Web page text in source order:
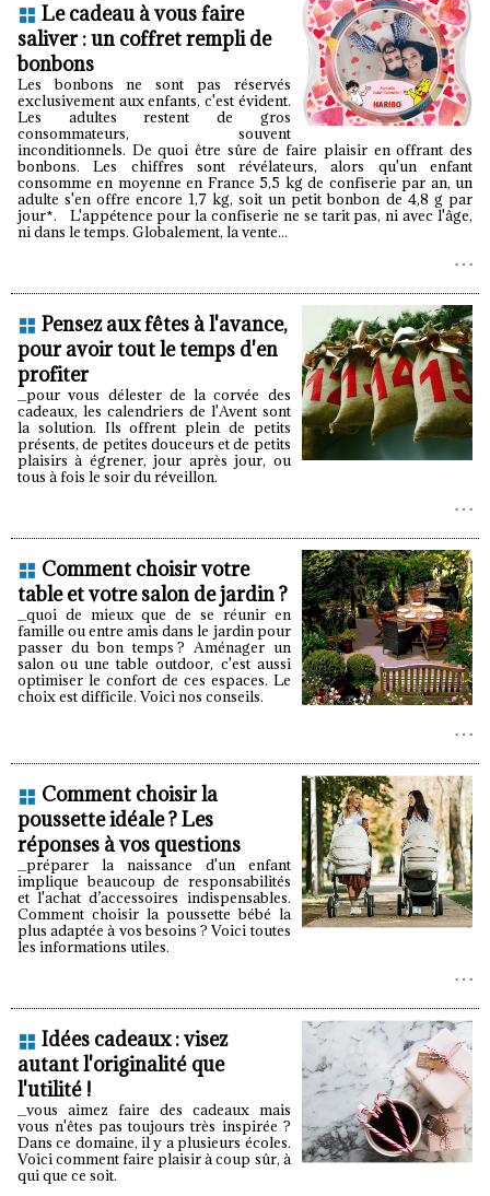
Le cadeau à vous faire
saliver : un coffret rempli de
bonbons
Les bonbons ne sont pas réservés
exclusivement aux enfants, c'est évident.
Les adultes restent de gros
consommateurs, souvent
inconditionnels. De quoi être sûre de faire plaisir en offrant des
bonbons. Les chiffres sont révélateurs, alors qu'un enfant
consomme en moyenne en France 5,5 kg de confiserie par an, un
adulte s'en offre encore 1,7 kg, soit un petit bonbon de 4,8 g par
jour*. L'appétence pour la confiserie ne se tarit pas, ni avec l'âge,
ni dans le temps. Globalement, la vente...
Pensez aux fêtes à l'avance,
pour avoir tout le temps d'en
profiter
_pour vous délester de la corvée des
cadeaux, les calendriers de l'Avent sont
la solution. Ils offrent plein de petits
présents, de petites douceurs et de petits
plaisirs à égrener, jour après jour, ou
tous à fois le soir du réveillon.
Comment choisir votre
table et votre salon de jardin ?
_quoi de mieux que de se réunir en
famille ou entre amis dans le jardin pour
passer du bon temps ? Aménager un
salon ou une table outdoor, c'est aussi
optimiser le confort de ces espaces. Le
choix est difficile. Voici nos conseils.
Comment choisir la
poussette idéale ? Les
réponses à vos questions
_préparer la naissance d'un enfant
implique beaucoup de responsabilités
et l'achat d’accessoires indispensables.
Comment choisir la poussette bébé la
plus adaptée à vos besoins ? Voici toutes
les informations utiles.
Idées cadeaux : visez
autant l'originalité que
l'utilité !
_vous aimez faire des cadeaux mais
vous n'êtes pas toujours très inspirée ?
Dans ce domaine, il y a plusieurs écoles.
Voici comment faire plaisir à coup sûr, à
qui que ce soit.